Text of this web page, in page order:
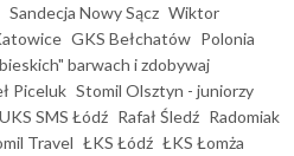
Sandecja Nowy Sącz Wiktor
GKS Bełchatów Polonia
barwach i zdobywaj
Piceluk Stomil Olsztyn - juniorzy
UKS SMS Łódź Rafał Śledź Radomiak
Travel ŁKS Łódź ŁKS Łomża